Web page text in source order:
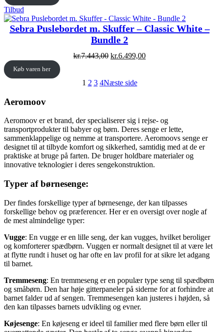
Tilbud
på
tilbud
Sebra Puslebordet m. Skuffer – Classic White –
Bundle 2
kr.7.443,00 Original
kr.7.443,00.
kr.6.499,00Current
Køb varen her
1 2 3 4Næste side
Aeromoov
Aeromoov er et brand, der specialiserer sig i rejse- og
transportprodukter til babyer og børn. Deres senge er lette,
sammenklappelige og nemme at transportere. Aeromoovs senge er
designet til at tilbyde komfort og sikkerhed, samtidig med at de er
praktiske at bruge på farten. De bruger holdbare materialer og
innovative teknologier i deres sengekonstruktion.
Typer af børnesenge:
Der findes forskellige typer af børnesenge, der kan tilpasses
forskellige behov og præferencer. Her er en oversigt over nogle af
de mest almindelige typer:
Vugge: En vugge er en lille seng, der kan vugges, hvilket beroliger
og komforterer spædbørn. Vuggen er normalt designet til at være let
at flytte rundt i huset og har ofte en lav profil for at sikre let adgang
til barnet.
Tremmeseng: En tremmeseng er en populær type seng til spædbørn
og småbørn. Den har høje gitterpaneler på siderne for at forhindre at
barnet falder ud af sengen. Tremmesengen kan justeres i højden, så
den kan tilpasses barnets udvikling og evner.
Køjesenge: En køjeseng er ideel til familier med flere børn eller til